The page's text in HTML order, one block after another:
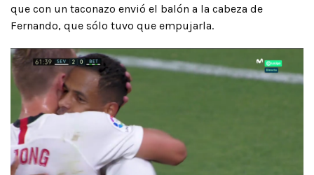
que con un taconazo envió el balón a la cabeza de
Fernando, que sólo tuvo que empujarla.